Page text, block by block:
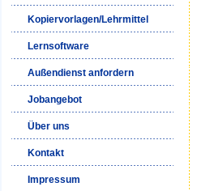
Kopiervorlagen/Lehrmittel
Lernsoftware
Außendienst anfordern
Jobangebot
Über uns
Kontakt
Impressum